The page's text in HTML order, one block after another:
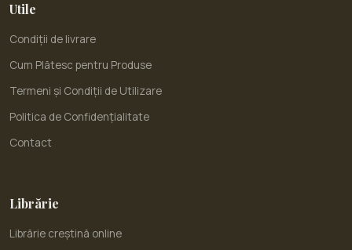
Utile
Condiții de livrare
Cum Plătesc pentru Produse
Termeni și Condiții de Utilizare
Politica de Confidențialitate
Contact
Librărie
Librărie creștină online